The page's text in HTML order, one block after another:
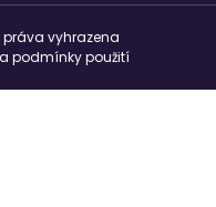
práva vyhrazena
podmínky použití